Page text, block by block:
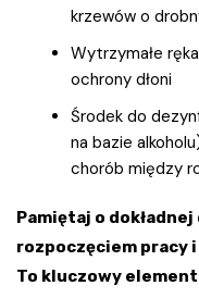
krzewów o
Wytrzymałe
ochrony dłoni
Środek do
na bazie
chorób między
Pamiętaj o
rozpoczęciem pracy
To kluczowy